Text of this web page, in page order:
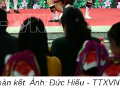
kết. Ảnh: Đức Hiếu - TTXVN